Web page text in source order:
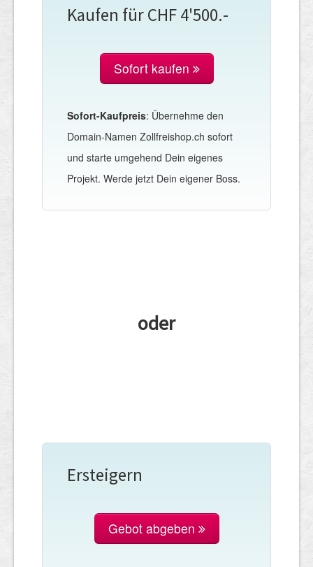
Kaufen für CHF 4'500.-
Sofort kaufen
Sofort-Kaufpreis: Übernehme den
Domain-Namen Zollfreishop.ch sofort
und starte umgehend Dein eigenes
Projekt. Werde jetzt Dein eigener Boss.
oder
Ersteigern
Gebot abgeben